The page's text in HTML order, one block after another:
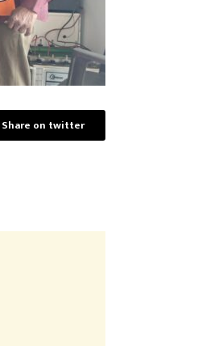
Share on twitter